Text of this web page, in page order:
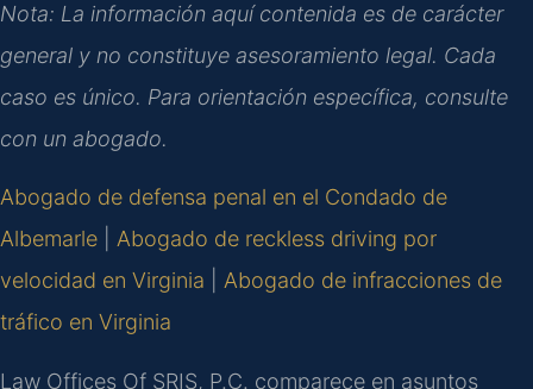
Nota: La información aquí contenida es de carácter
general y no constituye asesoramiento legal. Cada
caso es único. Para orientación específica, consulte
con un abogado.
Abogado de defensa penal en el Condado de
Albemarle
Abogado de reckless driving por
velocidad en Virginia
Abogado de infracciones de
tráfico en Virginia
Law Offices Of SRIS, P.C. comparece en asuntos